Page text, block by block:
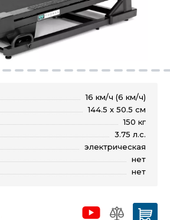
16 км/ч (6 км/ч)
144.5 х 50.5 см
150 кг
3.75 л.с.
электрическая
нет
нет